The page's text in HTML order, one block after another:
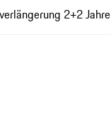
2+2 Jahre